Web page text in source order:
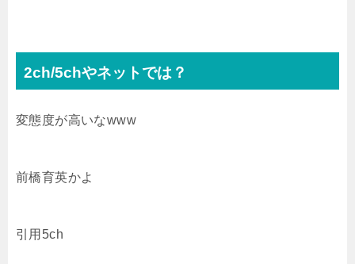
2ch/5chやネットでは？
変態度が高いなwww
前橋育英かよ
引用5ch